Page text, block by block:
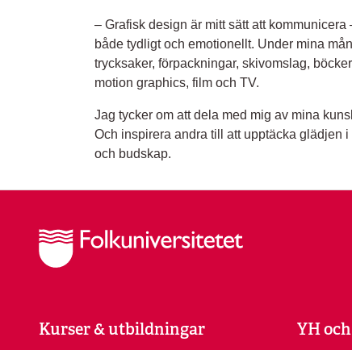
– Grafisk design är mitt sätt att
både tydligt och emotionellt. Under mina
trycksaker, förpackningar, skivomslag,
motion graphics, film och TV.
Jag tycker om att dela med mig av mina
Och inspirera andra till att upptäcka glädjen
och budskap.
Kurser & utbildningar YH